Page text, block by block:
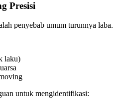
Presisi
penyebab umum turunnya laba.
laku)
untuk mengidentifikasi: